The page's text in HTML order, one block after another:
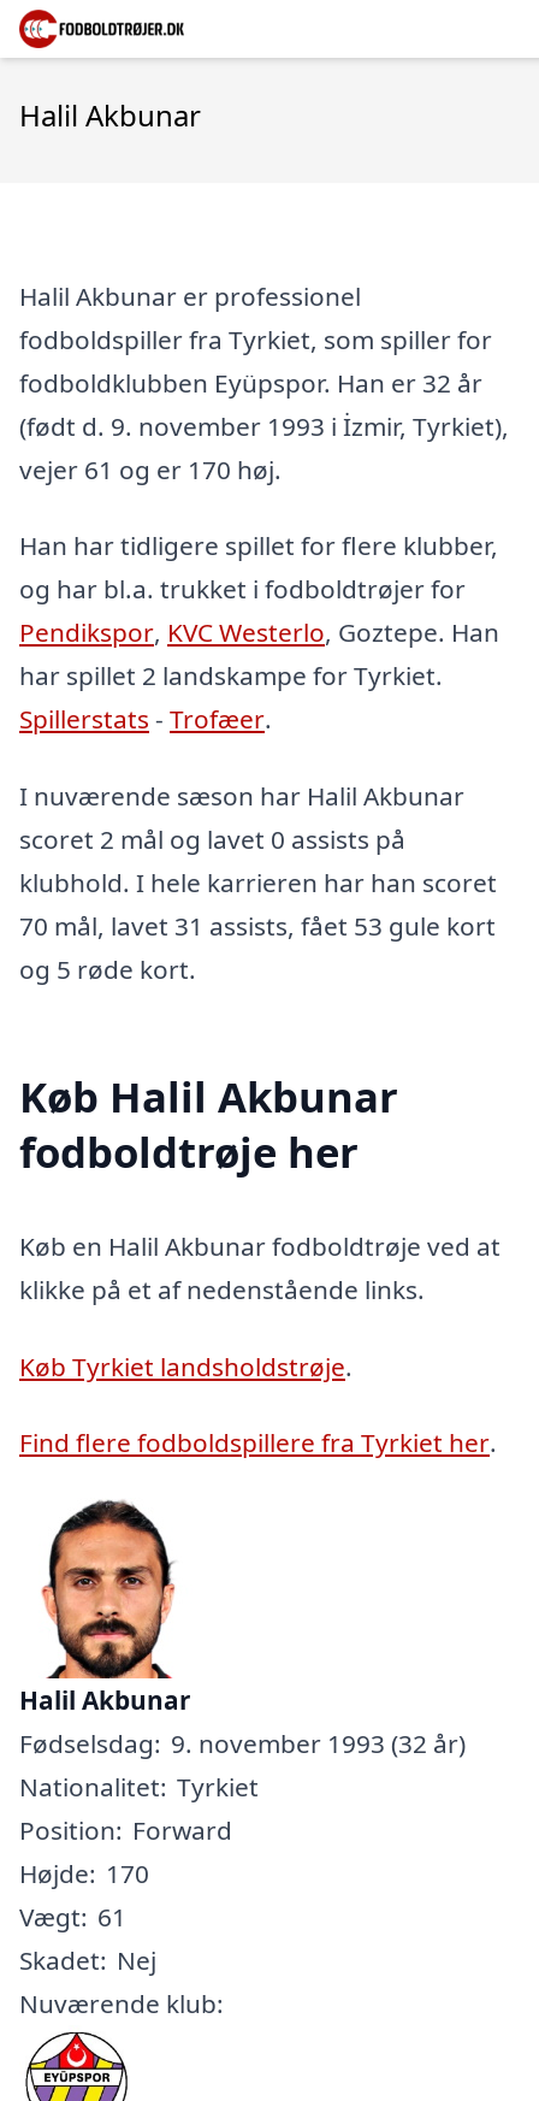
Halil Akbunar
Halil Akbunar er professionel
fodboldspiller fra Tyrkiet, som spiller for
fodboldklubben Eyüpspor. Han er 32 år
(født d. 9. november 1993 i İzmir, Tyrkiet),
vejer 61 og er 170 høj.
Han har tidligere spillet for flere klubber,
og har bl.a. trukket i fodboldtrøjer for
Pendikspor, KVC Westerlo, Goztepe. Han
har spillet 2 landskampe for Tyrkiet.
Spillerstats - Trofæer.
I nuværende sæson har Halil Akbunar
scoret 2 mål og lavet 0 assists på
klubhold. I hele karrieren har han scoret
70 mål, lavet 31 assists, fået 53 gule kort
og 5 røde kort.
Køb Halil Akbunar
fodboldtrøje her
Køb en Halil Akbunar fodboldtrøje ved at
klikke på et af nedenstående links.
Køb Tyrkiet landsholdstrøje.
Find flere fodboldspillere fra Tyrkiet her.
Halil Akbunar
Fødselsdag: 9. november 1993 (32 år)
Nationalitet: Tyrkiet
Position: Forward
Højde: 170
Vægt: 61
Skadet: Nej
Nuværende klub: